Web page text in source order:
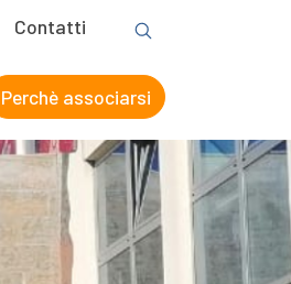
Contatti
Perchè associarsi